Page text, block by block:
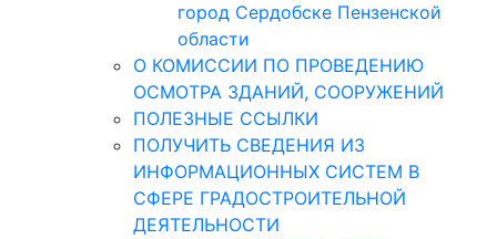
город Сердобске Пензенской
области
О КОМИССИИ ПО ПРОВЕДЕНИЮ
ОСМОТРА ЗДАНИЙ, СООРУЖЕНИЙ
ПОЛЕЗНЫЕ ССЫЛКИ
ПОЛУЧИТЬ СВЕДЕНИЯ ИЗ
ИНФОРМАЦИОННЫХ СИСТЕМ В
СФЕРЕ ГРАДОСТРОИТЕЛЬНОЙ
ДЕЯТЕЛЬНОСТИ